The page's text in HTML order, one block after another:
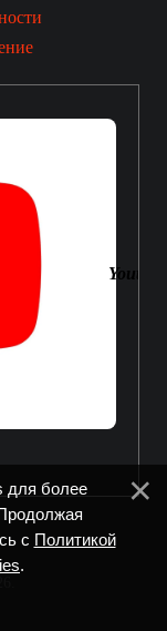
Youtube
для более
с Политикой
.